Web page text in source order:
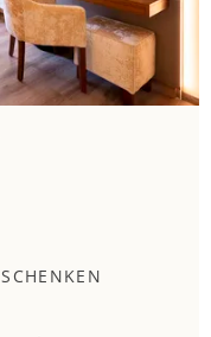
SCHENKEN